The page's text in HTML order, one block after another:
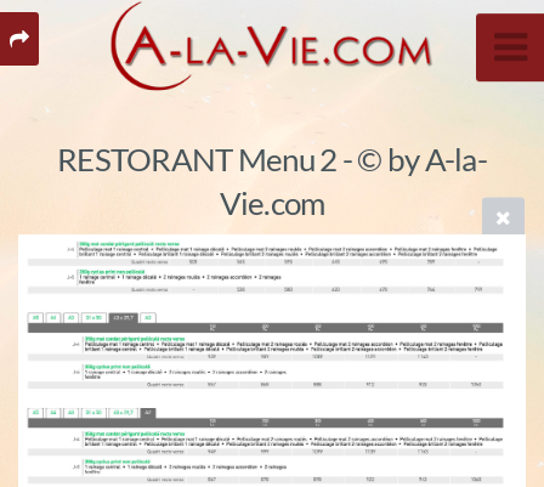
RESTORANT Menu 2 - © by A-la-
Vie.com